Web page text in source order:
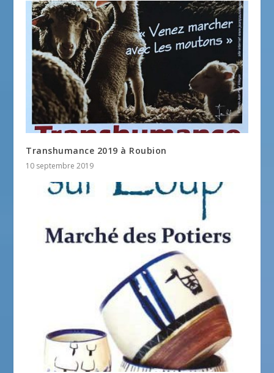
Transhumance 2019 à Roubion
10 septembre 2019